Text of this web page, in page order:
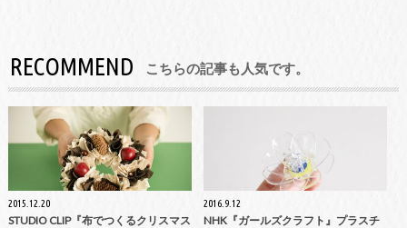
RECOMMEND こちらの記事も人気です。
2015.12.20
STUDIO CLIP『布でつくるクリスマス
2016.9.12
NHK『ガールズクラフト』プラスチ